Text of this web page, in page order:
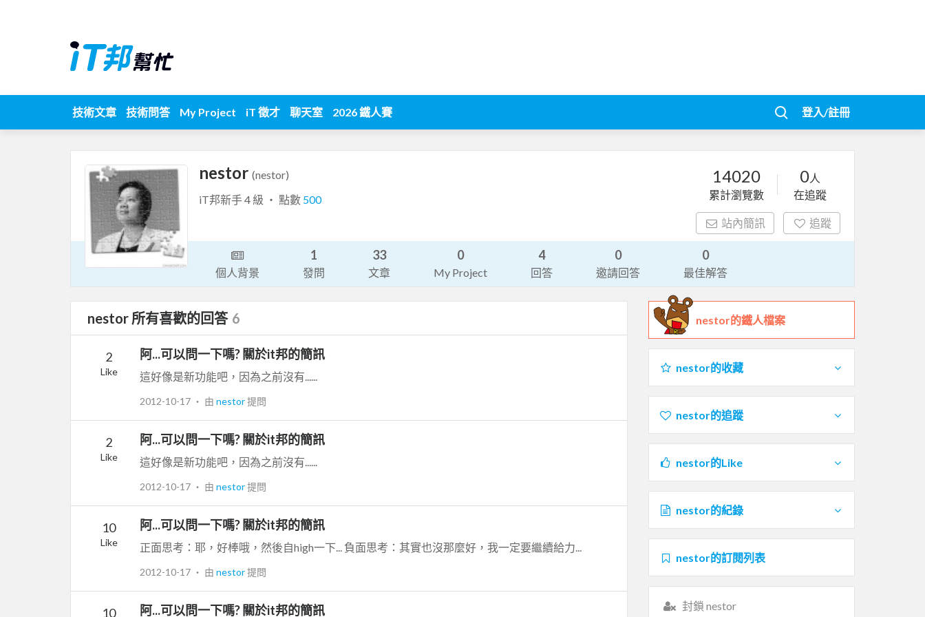
技術文章 技術問答 My Project iT 徵才 聊天室 2026 鐵人賽 登入/註冊
nestor (nestor)
iT邦新手 4 級 ‧ 點數 500
14020
累計瀏覽數
0人
在追蹤
站內簡訊 追蹤
個人背景
1
發問
33
文章
0
My Project
4
回答
0
邀請回答
0
最佳解答
nestor 所有喜歡的回答 6
2
Like
阿...可以問一下嗎? 關於it邦的簡訊
這好像是新功能吧，因為之前沒有......
2012-10-17 ‧ 由 nestor提問
2
Like
阿...可以問一下嗎? 關於it邦的簡訊
這好像是新功能吧，因為之前沒有......
2012-10-17 ‧ 由 nestor提問
10
Like
阿...可以問一下嗎? 關於it邦的簡訊
正面思考：耶，好棒哦，然後自high一下... 負面思考：其實也沒那麼好，我一定要繼續給力...
2012-10-17 ‧ 由 nestor提問
10 阿...可以問一下嗎? 關於it邦的簡訊
nestor的鐵人檔案
nestor的收藏
nestor的追蹤
nestor的Like
nestor的紀錄
nestor的訂閱列表
封鎖 nestor